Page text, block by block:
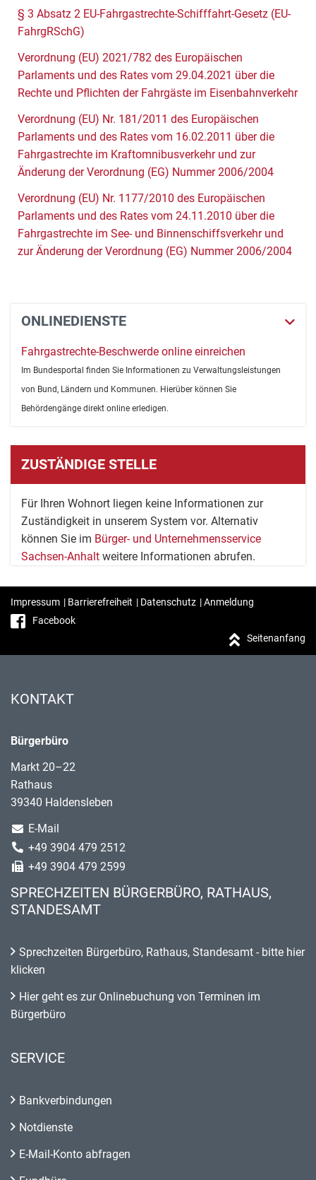
§ 3 Absatz 2 EU-Fahrgastrechte-Schifffahrt-Gesetz (EU-
FahrgRSchG)
Verordnung (EU) 2021/782 des Europäischen
Parlaments und des Rates vom 29.04.2021 über die
Rechte und Pflichten der Fahrgäste im Eisenbahnverkehr
Verordnung (EU) Nr. 181/2011 des Europäischen
Parlaments und des Rates vom 16.02.2011 über die
Fahrgastrechte im Kraftomnibusverkehr und zur
Änderung der Verordnung (EG) Nummer 2006/2004
Verordnung (EU) Nr. 1177/2010 des Europäischen
Parlaments und des Rates vom 24.11.2010 über die
Fahrgastrechte im See- und Binnenschiffsverkehr und
zur Änderung der Verordnung (EG) Nummer 2006/2004
ONLINEDIENSTE
Fahrgastrechte-Beschwerde online einreichen
Im Bundesportal finden Sie Informationen zu Verwaltungsleistungen
von Bund, Ländern und Kommunen. Hierüber können Sie
Behördengänge direkt online erledigen.
ZUSTÄNDIGE STELLE
Für Ihren Wohnort liegen keine Informationen zur
Zuständigkeit in unserem System vor. Alternativ
können Sie im Bürger- und Unternehmensservice
Sachsen-Anhalt weitere Informationen abrufen.
Impressum | Barrierefreiheit | Datenschutz |Anmeldung
Facebook
Seitenanfang
KONTAKT
Bürgerbüro
Markt 20–22
Rathaus
39340 Haldensleben
E-Mail
+49 3904 479 2512
+49 3904 479 2599
SPRECHZEITEN BÜRGERBÜRO, RATHAUS,
STANDESAMT
Sprechzeiten Bürgerbüro, Rathaus, Standesamt - bitte hier
klicken
Hier geht es zur Onlinebuchung von Terminen im
Bürgerbüro
SERVICE
Bankverbindungen
Notdienste
E-Mail-Konto abfragen